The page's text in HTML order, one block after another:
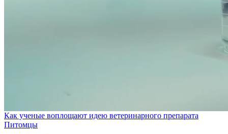
Как ученые воплощают идею ветеринарного препарата
Питомцы